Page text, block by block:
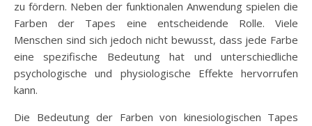
zu fördern. Neben der funktionalen Anwendung spielen die
Farben der Tapes eine entscheidende Rolle. Viele
Menschen sind sich jedoch nicht bewusst, dass jede Farbe
eine spezifische Bedeutung hat und unterschiedliche
psychologische und physiologische Effekte hervorrufen
kann.
Die Bedeutung der Farben von kinesiologischen Tapes